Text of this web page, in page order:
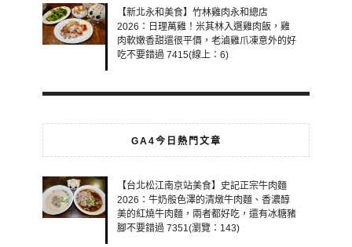
【新北永和美食】竹林雞肉永和總店
2026：日理萬雞！米其林入選雞肉飯，雞
肉軟嫩香甜還很平價，老滷雞爪凍意外的好
吃不要錯過 7415(線上：6)
GA4今日熱門文章
【台北松江南京站美食】史記正宗牛肉麵
2026：牛奶般色澤的清燉牛肉麵、香濃醇
美的紅燒牛肉麵，兩者都好吃，還有冰糖豬
腳不要錯過 7351(瀏覽：143)